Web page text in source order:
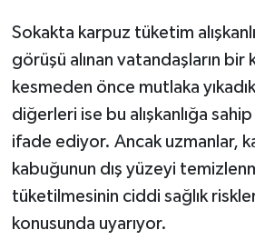
Sokakta karpuz tüketim
görüşü alınan vatandaşların bir
kesmeden önce mutlaka
diğerleri ise bu alışkanlığa sahip
ifade ediyor. Ancak uzmanlar,
kabuğunun dış yüzeyi
tüketilmesinin ciddi sağlık riskleri
konusunda uyarıyor.